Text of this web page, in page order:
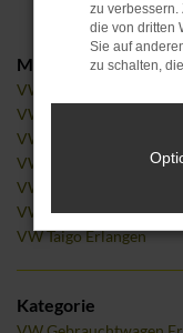
Modelle
VW Golf Erlangen
VW Polo Erlangen
VW T-Roc Erlangen
VW Tiguan Erlangen
VW Touran Erlangen
VW ID.3 Erlangen
VW Taigo Erlangen
Kategorie
zu verbessern.
die von dritten
Sie auf
zu schalten,